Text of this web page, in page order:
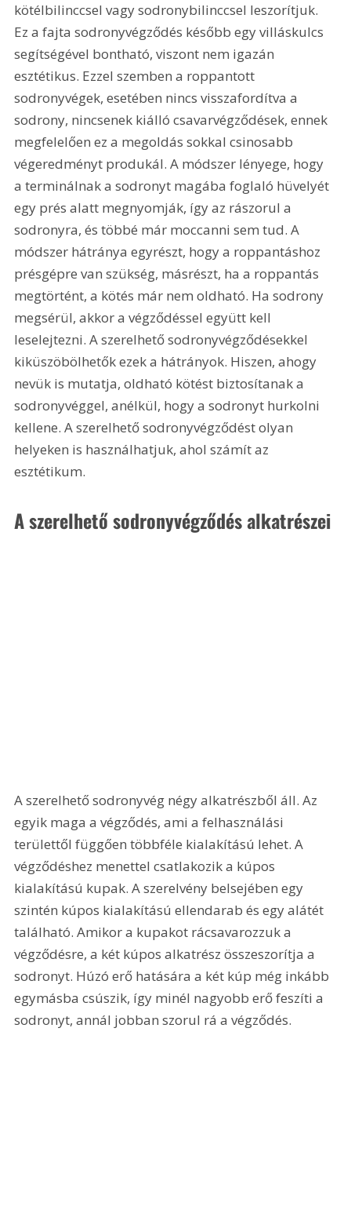
kötélbilinccsel vagy sodronybilinccsel leszorítjuk.
Ez a fajta sodronyvégződés később egy villáskulcs
segítségével bontható, viszont nem igazán
esztétikus. Ezzel szemben a roppantott
sodronyvégek, esetében nincs visszafordítva a
sodrony, nincsenek kiálló csavarvégződések, ennek
megfelelően ez a megoldás sokkal csinosabb
végeredményt produkál. A módszer lényege, hogy
a terminálnak a sodronyt magába foglaló hüvelyét
egy prés alatt megnyomják, így az rászorul a
sodronyra, és többé már moccanni sem tud. A
módszer hátránya egyrészt, hogy a roppantáshoz
présgépre van szükség, másrészt, ha a roppantás
megtörtént, a kötés már nem oldható. Ha sodrony
megsérül, akkor a végződéssel együtt kell
leselejtezni. A szerelhető sodronyvégződésekkel
kiküszöbölhetők ezek a hátrányok. Hiszen, ahogy
nevük is mutatja, oldható kötést biztosítanak a
sodronyvéggel, anélkül, hogy a sodronyt hurkolni
kellene. A szerelhető sodronyvégződést olyan
helyeken is használhatjuk, ahol számít az
esztétikum.
A szerelhető sodronyvégződés alkatrészei
A szerelhető sodronyvég négy alkatrészből áll. Az
egyik maga a végződés, ami a felhasználási
területtől függően többféle kialakítású lehet. A
végződéshez menettel csatlakozik a kúpos
kialakítású kupak. A szerelvény belsejében egy
szintén kúpos kialakítású ellendarab és egy alátét
található. Amikor a kupakot rácsavarozzuk a
végződésre, a két kúpos alkatrész összeszorítja a
sodronyt. Húzó erő hatására a két kúp még inkább
egymásba csúszik, így minél nagyobb erő feszíti a
sodronyt, annál jobban szorul rá a végződés.